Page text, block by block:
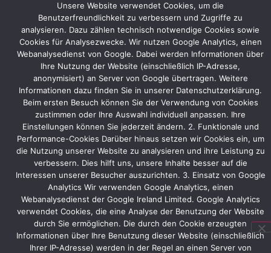
Standkonzept
auf
der
CeBIT
vertreten
Dieses
Konzept
mehr
Beratungsterminals
als
bisher.
Hauptaugenmerk
auf
der
CeBIT
wird
Unsere Website verwendet Cookies, um die
Benutzerfreundlichkeit zu verbessern und Zugriffe zu
analysieren. Dazu zählen technisch notwendige Cookies sowie
Cookies für Analysezwecke. Wir nutzen Google Analytics, einen
Webanalysedienst von Google. Dabei werden Informationen über
Ihre Nutzung der Website (einschließlich IP-Adresse,
anonymisiert) an Server von Google übertragen. Weitere
Informationen dazu finden Sie in unserer Datenschutzerklärung.
Beim ersten Besuch können Sie der Verwendung von Cookies
zustimmen oder Ihre Auswahl individuell anpassen. Ihre
Einstellungen können Sie jederzeit ändern. 2. Funktionale und
Performance-Cookies Darüber hinaus setzen wir Cookies ein, um
die Nutzung unserer Website zu analysieren und ihre Leistung zu
verbessern. Dies hilft uns, unsere Inhalte besser auf die
Interessen unserer Besucher auszurichten. 3. Einsatz von Google
Analytics Wir verwenden Google Analytics, einen
Webanalysedienst der Google Ireland Limited. Google Analytics
verwendet Cookies, die eine Analyse der Benutzung der Website
durch Sie ermöglichen. Die durch den Cookie erzeugten
Informationen über Ihre Benutzung dieser Website (einschließlich
Ihrer IP-Adresse) werden in der Regel an einen Server von